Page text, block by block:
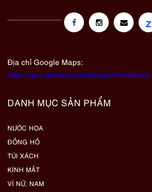
z
Địa chỉ Google Maps:
https://goo.gl/maps/eby8bKyks7Bx89oa6
DANH MỤC SẢN PHẨM
NƯỚC HOA
ĐỒNG HỒ
TÚI XÁCH
KÍNH MẮT
VÍ NỮ, NAM